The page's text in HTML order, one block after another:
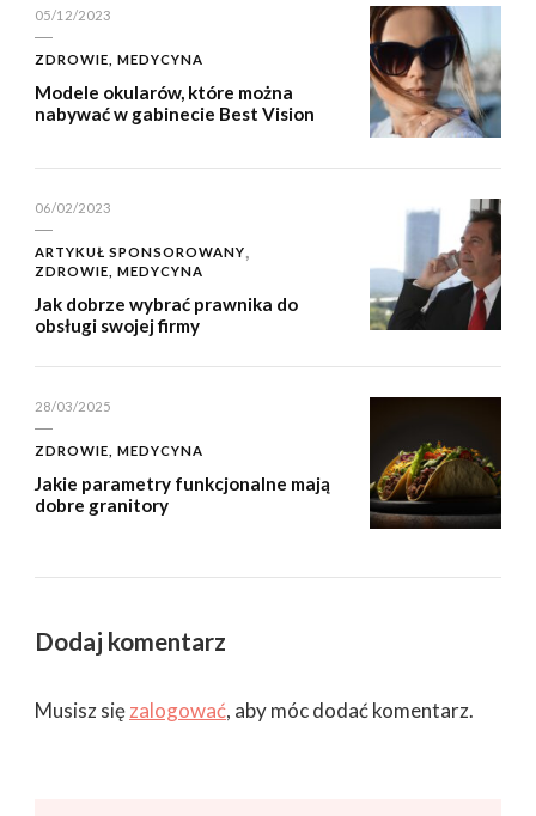
05/12/2023
ZDROWIE, MEDYCYNA
Modele okularów, które można
nabywać w gabinecie Best Vision
06/02/2023
ARTYKUŁ SPONSOROWANY
ZDROWIE, MEDYCYNA
Jak dobrze wybrać prawnika do
obsługi swojej firmy
28/03/2025
ZDROWIE, MEDYCYNA
Jakie parametry funkcjonalne mają
dobre granitory
Dodaj komentarz
Musisz sięzalogować, aby móc dodać komentarz.